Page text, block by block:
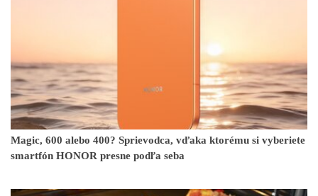
Magic, 600 alebo 400? Sprievodca, vďaka ktorému si vyberiete
smartfón HONOR presne podľa seba